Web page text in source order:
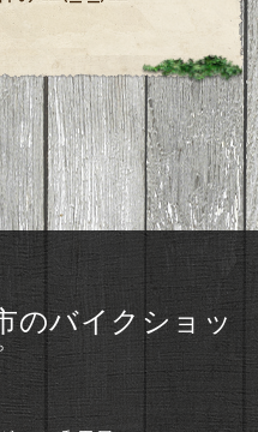
のバイクショッ